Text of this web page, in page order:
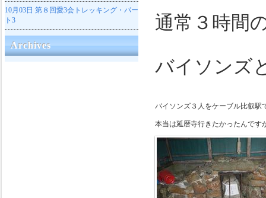
通常３時間
バイソンズ
バイソンズ３人をケーブル比叡駅
本当は延暦寺行きたかったんです
10月03日 第８回愛3会トレッキング・パー
ト3
Archives